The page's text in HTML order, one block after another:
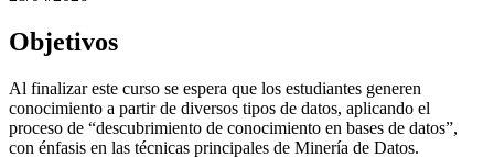
Objetivos
Al finalizar este curso se espera que los estudiantes generen
conocimiento a partir de diversos tipos de datos, aplicando el
proceso de “descubrimiento de conocimiento en bases de datos”,
con énfasis en las técnicas principales de Minería de Datos.